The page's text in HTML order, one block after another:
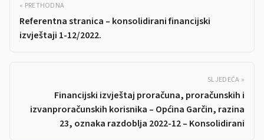
« PRETHODNA
Referentna stranica – konsolidirani financijski
izvještaji 1-12/2022.
SLJEDEĆA »
Financijski izvještaj proračuna, proračunskih i
izvanproračunskih korisnika – Općina Garčin, razina
23, oznaka razdoblja 2022-12 – Konsolidirani